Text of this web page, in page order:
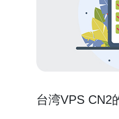
台湾VPS CN2